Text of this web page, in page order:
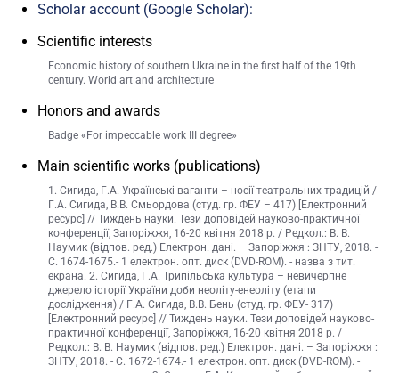
Scholar account (Google Scholar):
Scientific interests
Economic history of southern Ukraine in the first half of the 19th
century. World art and architecture
Honors and awards
Badge «For impeccable work III degree»
Main scientific works (publications)
1. Сигида, Г.А. Українські ваганти – носії театральних традицій /
Г.А. Сигида, В.В. Смьордова (студ. гр. ФЕУ – 417) [Електронний
ресурс] // Тиждень науки. Тези доповідей науково-практичної
конференції, Запоріжжя, 16-20 квітня 2018 р. / Редкол.: В. В.
Наумик (відпов. ред.) Електрон. дані. – Запоріжжя : ЗНТУ, 2018. -
С. 1674-1675.- 1 електрон. опт. диск (DVD-ROM). - назва з тит.
екрана. 2. Сигида, Г.А. Трипільська культура – невичерпне
джерело історії України доби неоліту-енеоліту (етапи
дослідження) / Г.А. Сигида, В.В. Бень (студ. гр. ФЕУ- 317)
[Електронний ресурс] // Тиждень науки. Тези доповідей науково-
практичної конференції, Запоріжжя, 16-20 квітня 2018 р. /
Редкол.: В. В. Наумик (відпов. ред.) Електрон. дані. – Запоріжжя :
ЗНТУ, 2018. - С. 1672-1674.- 1 електрон. опт. диск (DVD-ROM). -